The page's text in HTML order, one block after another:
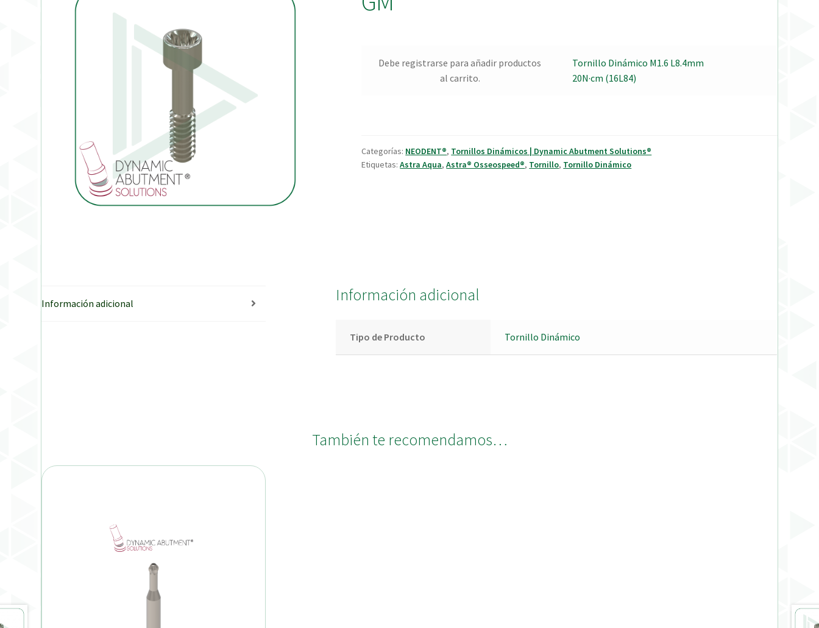
Debe registrarse para añadir productos
al carrito.
Tornillo Dinámico M1.6 L8.4mm
20N·cm (16L84)
Categorías: NEODENT®, Tornillos Dinámicos | Dynamic Abutment Solutions®
Etiquetas:Astra Aqua,Astra® Osseospeed®, Tornillo, Tornillo Dinámico
Información adicional Información adicional
Tipo de Producto Tornillo Dinámico
También te recomendamos…